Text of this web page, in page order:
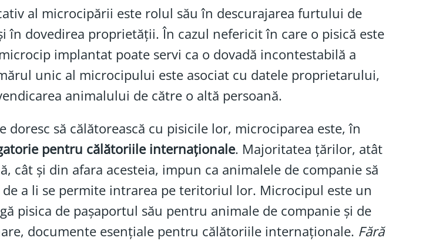
al microcipării este rolul său în descurajarea furtului de
în dovedirea proprietății. În cazul nefericit în care o pisică este
implantat poate servi ca o dovadă incontestabilă a
unic al microcipului este asociat cu datele proprietarului,
animalului de către o altă persoană.
doresc să călătorească cu pisicile lor, microciparea este, în
pentru călătoriile internaționale. Majoritatea țărilor, atât
cât și din afara acesteia, impun ca animalele de companie să
a li se permite intrarea pe teritoriul lor. Microcipul este un
pisica de pașaportul său pentru animale de companie și de
documente esențiale pentru călătoriile internaționale. Fără